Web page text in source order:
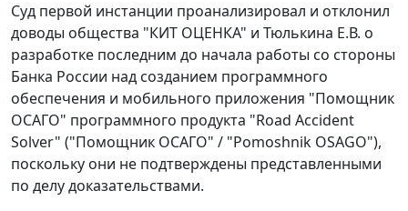
Суд первой инстанции проанализировал и отклонил
доводы общества "КИТ ОЦЕНКА" и Тюлькина Е.В. о
разработке последним до начала работы со стороны
Банка России над созданием программного
обеспечения и мобильного приложения "Помощник
ОСАГО" программного продукта "Road Accident
Solver" ("Помощник ОСАГО" / "Pomoshnik OSAGO"),
поскольку они не подтверждены представленными
по делу доказательствами.